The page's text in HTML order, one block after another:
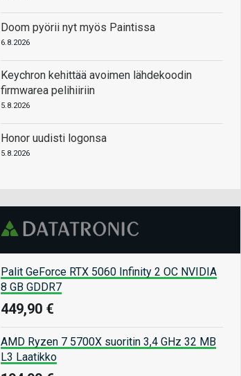
Doom pyörii nyt myös Paintissa
6.8.2026
Keychron kehittää avoimen lähdekoodin
firmwarea pelihiiriin
5.8.2026
Honor uudisti logonsa
5.8.2026
Palit GeForce RTX 5060 Infinity 2 OC NVIDIA
8 GB GDDR7
449,90 €
AMD Ryzen 7 5700X suoritin 3,4 GHz 32 MB
L3 Laatikko